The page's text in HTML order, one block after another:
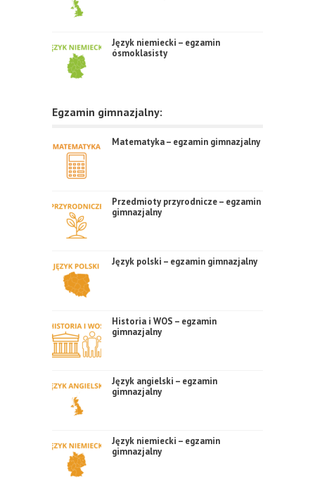
Język niemiecki – egzamin
ósmoklasisty
Egzamin gimnazjalny:
Matematyka – egzamin gimnazjalny
Przedmioty przyrodnicze – egzamin
gimnazjalny
Język polski – egzamin gimnazjalny
Historia i WOS – egzamin
gimnazjalny
Język angielski – egzamin
gimnazjalny
Język niemiecki – egzamin
gimnazjalny